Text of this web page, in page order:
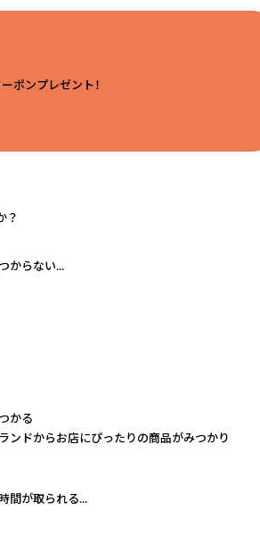
ポンプレゼント！
？
からない...
かる
ンドからお店にぴったりの商品がみつかり
間が取られる...